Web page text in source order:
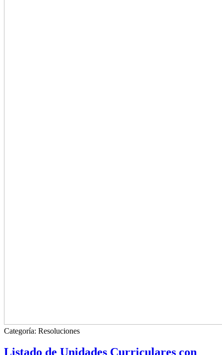
Categoría: Resoluciones
Listado de Unidades Curriculares con